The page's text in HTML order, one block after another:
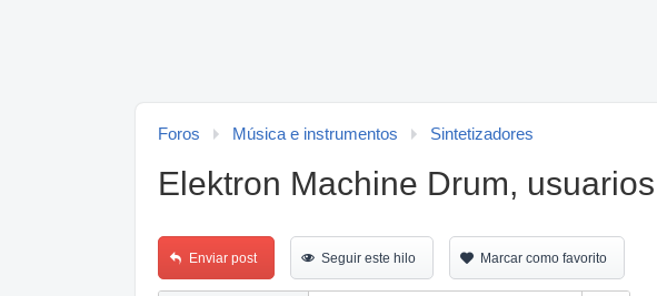
Foros Música e instrumentos Sintetizadores
Elektron Machine Drum, usuarios
Enviar post Seguir este hilo Marcar como favorito